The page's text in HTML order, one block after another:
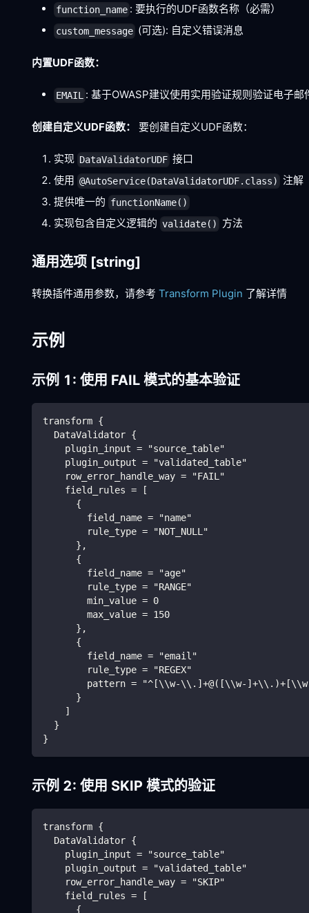
function_name : 要执行的UDF函数名称（必需）
custom_message (可选): 自定义错误消息
内置UDF函数：
EMAIL : 基于OWASP建议使用实用验证规则验证电子邮
创建自定义UDF函数： 要创建自定义UDF函数：
实现 DataValidatorUDF 接口
使用 @AutoService(DataValidatorUDF.class) 注解
提供唯一的 functionName()
实现包含自定义逻辑的 validate() 方法
通用选项 [string]
转换插件通用参数，请参考 Transform Plugin 了解详情
示例
示例 1: 使用 FAIL 模式的基本验证
transform {
  DataValidator {
    plugin_input = "source_table"
    plugin_output = "validated_table"
    row_error_handle_way = "FAIL"
    field_rules = [
      {
        field_name = "name"
        rule_type = "NOT_NULL"
      },
      {
        field_name = "age"
        rule_type = "RANGE"
        min_value = 0
        max_value = 150
      },
      {
        field_name = "email"
        rule_type = "REGEX"
pattern = "^[\\w-\\.]+@([\\w-
      }
    ]
  }
}
示例 2: 使用 SKIP 模式的验证
transform {
  DataValidator {
    plugin_input = "source_table"
    plugin_output = "validated_table"
    row_error_handle_way = "SKIP"
    field_rules = [
      {